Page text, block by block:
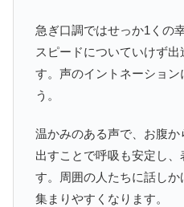
急ぎ口調ではせっか1くの
スピードについていけず
す。声のイントネーション
う。
温かみのある声で、お腹
出すことで呼吸も安定し
す。周囲の人たちに話し
集まりやすくなります。